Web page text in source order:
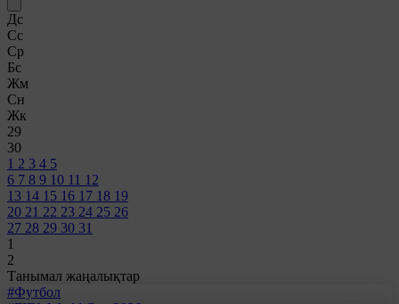
Дс
Сс
Ср
Бс
Жм
Сн
Жк
29
30
1 2 3 4 5
6 7 8 9 10 11 12
13 14 15 16 17 18 19
20 21 22 23 24 25 26
27 28 29 30 31
1
2
Танымал жаңалықтар
#Футбол